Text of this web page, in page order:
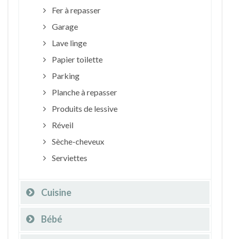
Fer à repasser
Garage
Lave linge
Papier toilette
Parking
Planche à repasser
Produits de lessive
Réveil
Sèche-cheveux
Serviettes
Cuisine
Bébé